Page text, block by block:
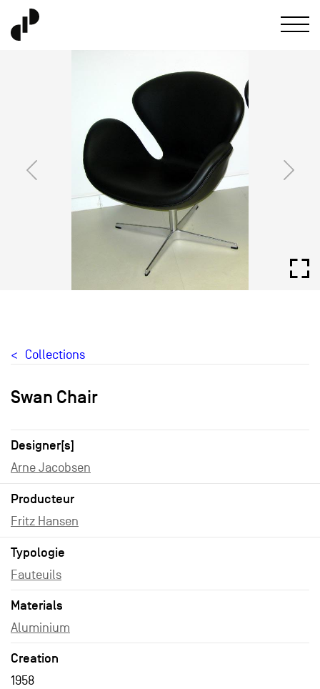
Collections
Swan Chair
Designer[s]
Arne Jacobsen
Producteur
Fritz Hansen
Typologie
Fauteuils
Materials
Aluminium
Creation
1958